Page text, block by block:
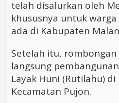
telah disalurkan oleh
khususnya untuk
ada di Kabupaten
Setelah itu,
langsung
Layak Huni (Rutilahu) di
Kecamatan Pujon.